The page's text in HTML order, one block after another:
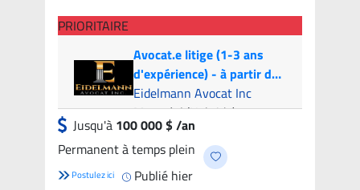
PRIORITAIRE
Avocat.e litige (1-3 ans
d'expérience) - à partir de
100k par année | Litigation
Attorney (1-3 years of
experience) - from 100k
per year
Eidelmann Avocat Inc
Montréal (Hybride)
Jusqu'à 100 000 $ /an
Permanent à temps plein
Postulez ici Publié hier